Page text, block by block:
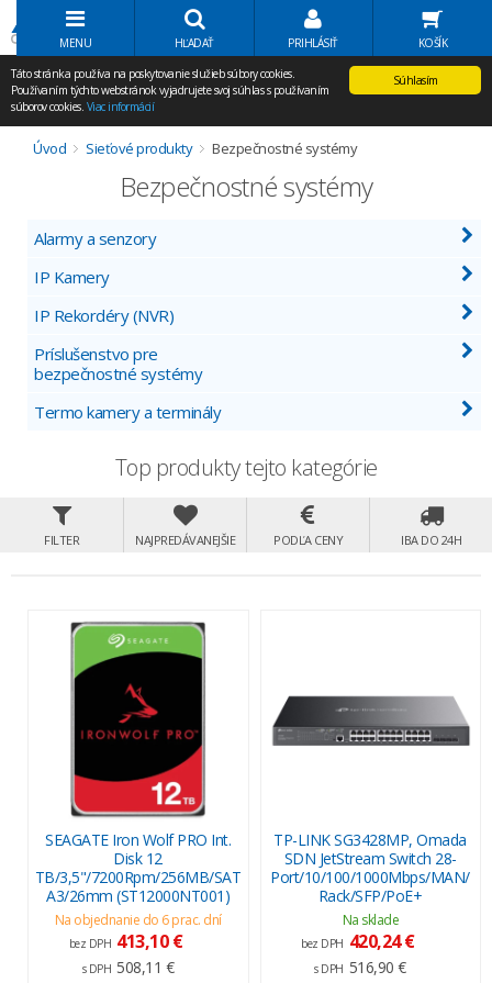
Volať Agem
MENU HĽADAŤ PRIHLÁSIŤ KOŠÍK
Súhlasím
Táto stránka používa na poskytovanie služieb súbory cookies.
Používaním týchto webstránok vyjadrujete svoj súhlas s používaním
súborov cookies. Viac informácií
Úvod Sieťové produkty Bezpečnostné systémy
Bezpečnostné systémy
Alarmy a senzory
IP Kamery
IP Rekordéry (NVR)
Príslušenstvo pre
bezpečnostné systémy
Termo kamery a terminály
Top produkty tejto kategórie
FILTER NAJPREDÁVANEJŠIE PODĽA CENY IBA DO 24H
SEAGATE Iron Wolf PRO Int.
Disk 12
TB/3,5"/7200Rpm/256MB/SAT
A3/26mm (ST12000NT001)
Na objednanie do 6 prac. dní
bez DPH 413,10 €
s DPH 508,11 €
TP-LINK SG3428MP, Omada
SDN JetStream Switch 28-
Port/10/100/1000Mbps/MAN/
Rack/SFP/PoE+
Na sklade
bez DPH 420,24 €
s DPH 516,90 €